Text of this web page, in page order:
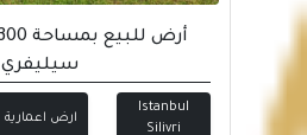
سيليفري
Istanbul
Silivri
ارض اعمارية